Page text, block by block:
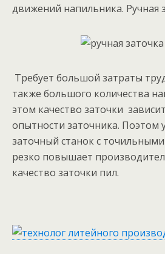
движений напильника. Ручная
Требует большой затраты
также большого количества
этом качество заточки
опытности заточника. Поэтом
заточный станок с
резко повышает
качество заточки пил.